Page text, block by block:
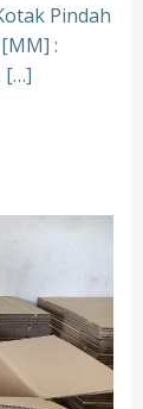
Pindah
:
[…]